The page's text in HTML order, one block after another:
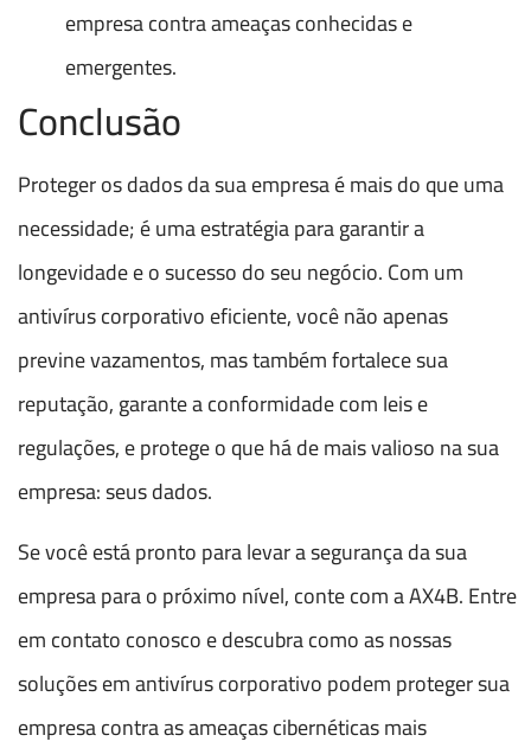
empresa contra ameaças conhecidas e
emergentes.
Conclusão
Proteger os dados da sua empresa é mais do que uma
necessidade; é uma estratégia para garantir a
longevidade e o sucesso do seu negócio. Com um
antivírus corporativo eficiente, você não apenas
previne vazamentos, mas também fortalece sua
reputação, garante a conformidade com leis e
regulações, e protege o que há de mais valioso na sua
empresa: seus dados.
Se você está pronto para levar a segurança da sua
empresa para o próximo nível, conte com a AX4B. Entre
em contato conosco e descubra como as nossas
soluções em antivírus corporativo podem proteger sua
empresa contra as ameaças cibernéticas mais